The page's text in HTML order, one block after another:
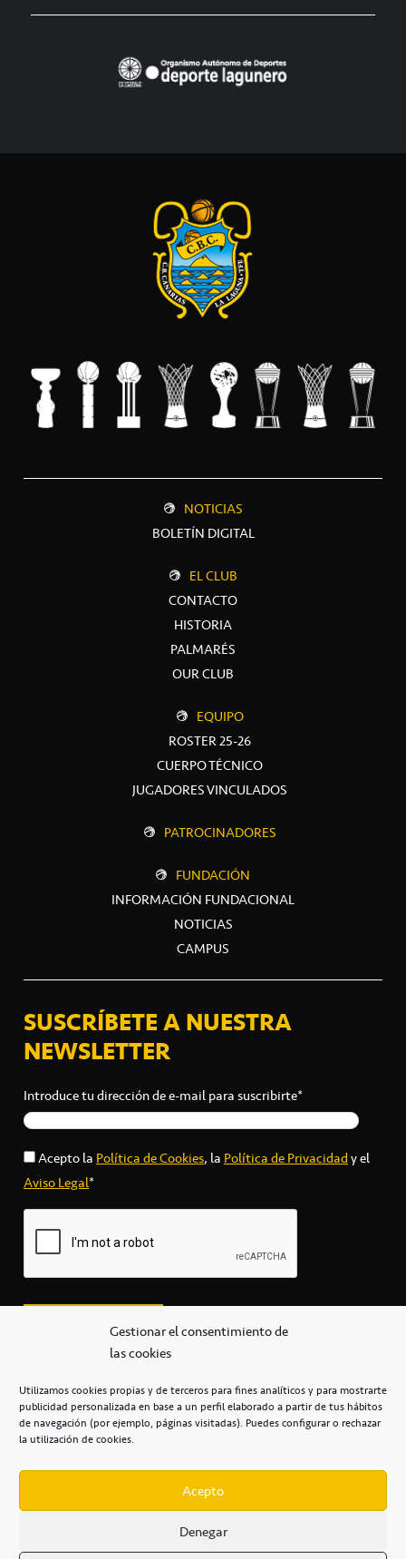
Gestionar el consentimiento de
las cookies
Utilizamos cookies propias y de terceros para fines analíticos y para mostrarte
publicidad personalizada en base a un perfil elaborado a partir de tus hábitos
de navegación (por ejemplo, páginas visitadas). Puedes configurar o rechazar
la utilización de cookies.
Acepto
Denegar
NOTICIAS
BOLETÍN DIGITAL
EL CLUB
CONTACTO
HISTORIA
PALMARÉS
OUR CLUB
EQUIPO
ROSTER 25-26
CUERPO TÉCNICO
JUGADORES VINCULADOS
PATROCINADORES
FUNDACIÓN
INFORMACIÓN FUNDACIONAL
NOTICIAS
CAMPUS
SUSCRÍBETE A NUESTRA
NEWSLETTER
Introduce tu dirección de e-mail para suscribirte*
Acepto la Política de Cookies, la Política de Privacidady el
Aviso Legal*
secretaria@cbcanarias.es
+34 922 253 684
Casa del Deporte / 38108 – La Laguna
POLÍTICA DE PRIVACIDAD / POLÍTICA DE COOKIES /